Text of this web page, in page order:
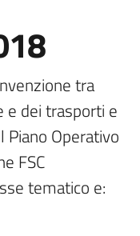
tra
dei trasporti e
Piano Operativo
FSC
tematico e: